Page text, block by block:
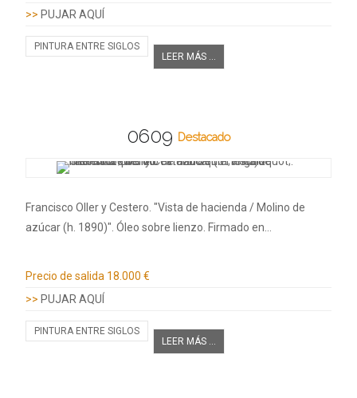
>> PUJAR AQUÍ
PINTURA ENTRE SIGLOS
LEER MÁS ...
0609 Destacado
Francisco Oller y Cestero. "Vista de hacienda / Molino de
azúcar (h. 1890)". Óleo sobre lienzo. Firmado en…
Precio de salida 18.000 €
>> PUJAR AQUÍ
PINTURA ENTRE SIGLOS
LEER MÁS ...